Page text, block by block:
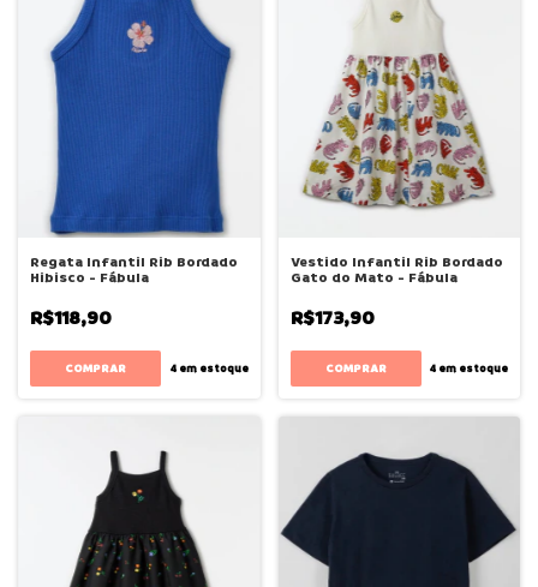
Regata Infantil Rib Bordado
Hibisco - Fábula
R$118,90
COMPRAR 4em estoque
Vestido Infantil Rib Bordado
Gato do Mato - Fábula
R$173,90
COMPRAR 4 em estoque